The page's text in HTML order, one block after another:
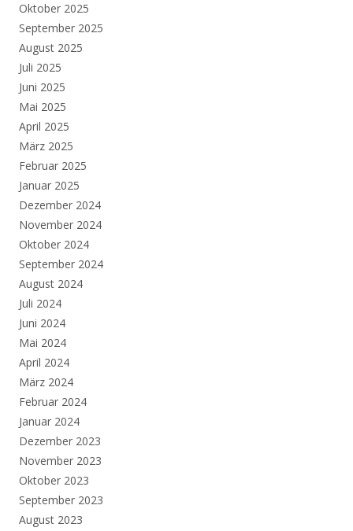
Oktober 2025
September 2025
August 2025
Juli 2025
Juni 2025
Mai 2025
April 2025
März 2025
Februar 2025
Januar 2025
Dezember 2024
November 2024
Oktober 2024
September 2024
August 2024
Juli 2024
Juni 2024
Mai 2024
April 2024
März 2024
Februar 2024
Januar 2024
Dezember 2023
November 2023
Oktober 2023
September 2023
August 2023